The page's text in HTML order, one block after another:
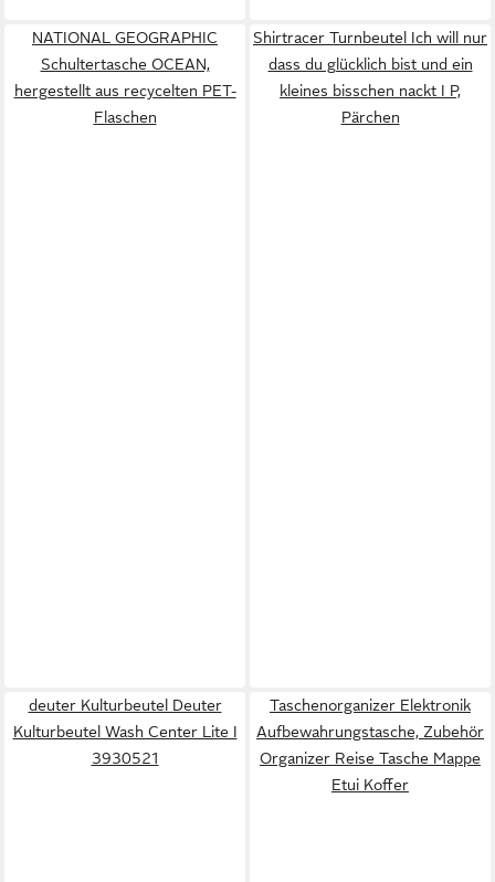
NATIONAL GEOGRAPHIC
Schultertasche OCEAN,
hergestellt aus recycelten PET-
Flaschen
Shirtracer Turnbeutel Ich will nur
dass du glücklich bist und ein
kleines bisschen nackt I P,
Pärchen
deuter Kulturbeutel Deuter
Kulturbeutel Wash Center Lite I
3930521
Taschenorganizer Elektronik
Aufbewahrungstasche, Zubehör
Organizer Reise Tasche Mappe
Etui Koffer